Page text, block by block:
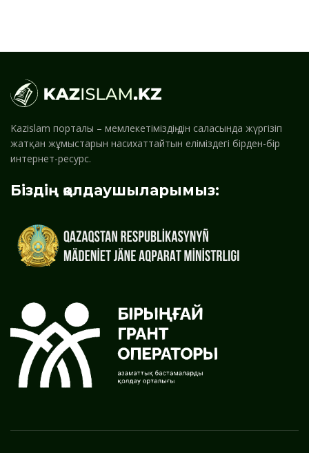
Kazislam порталы – мемлекетіміздің дін саласында жүргізіп
жатқан жұмыстарын насихаттайтын еліміздегі бірден-бір
интернет-ресурс.
Біздің қолдаушыларымыз: